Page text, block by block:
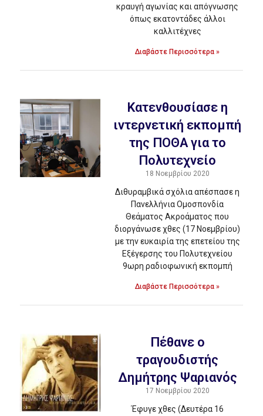
κραυγή αγωνίας και απόγνωσης
όπως εκατοντάδες άλλοι
καλλιτέχνες
Διαβάστε Περισσότερα »
Kατενθουσίασε η
ιντερνετική εκπομπή
της ΠΟΘΑ για το
Πολυτεχνείο
18 Νοεμβρίου 2020
Διθυραμβικά σχόλια απέσπασε η
Πανελλήνια Ομοσπονδία
Θεάματος Ακροάματος που
διοργάνωσε χθες (17 Νοεμβρίου)
με την ευκαιρία της επετείου της
Εξέγερσης του Πολυτεχνείου
9ωρη ραδιοφωνική εκπομπή
Διαβάστε Περισσότερα »
Πέθανε ο
τραγουδιστής
Δημήτρης Ψαριανός
17 Νοεμβρίου 2020
Έφυγε χθες (Δευτέρα 16